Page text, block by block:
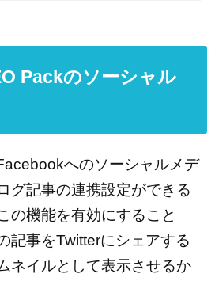
Packのソーシャル
へのソーシャルメデ
グ記事の連携設定ができる
の機能を有効にすること
記事をTwitterにシェアする
ネイルとして表示させるか